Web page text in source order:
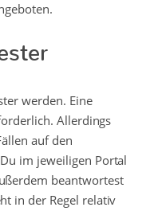
werden. Eine
Allerdings
auf den
im jeweiligen Portal
beantwortest
in der Regel relativ